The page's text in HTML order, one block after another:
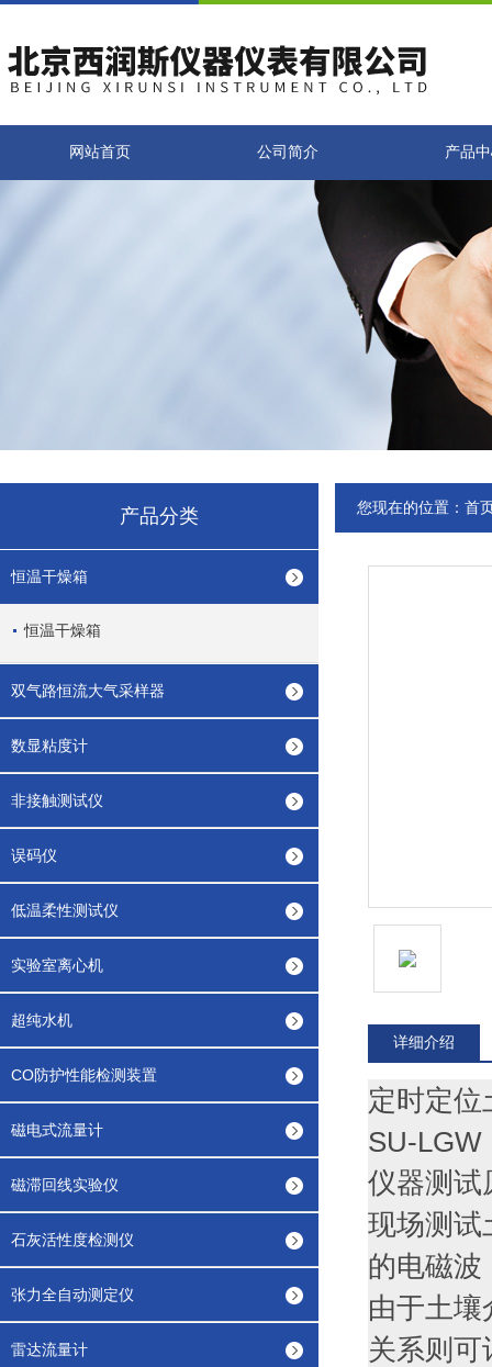
网站首页 公司简介 产品
产品分类
恒温干燥箱
恒温干燥箱
双气路恒流大气采样器
数显粘度计
非接触测试仪
误码仪
低温柔性测试仪
实验室离心机
超纯水机
CO防护性能检测装置
磁电式流量计
磁滞回线实验仪
石灰活性度检测仪
张力全自动测定仪
雷达流量计
您现在的位置： 首
详细介绍
定时定位
SU-LGW
仪器测试
现场测试
的电磁波
由于土
关系则